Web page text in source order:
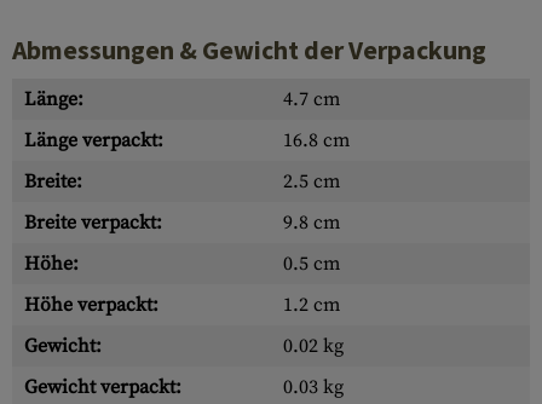
Abmessungen & Gewicht der Verpackung
Länge:
4.7 cm
Länge verpackt:
16.8 cm
Breite:
2.5 cm
Breite verpackt:
9.8 cm
Höhe:
0.5 cm
Höhe verpackt:
1.2 cm
Gewicht:
0.02 kg
Gewicht verpackt:
0.03 kg